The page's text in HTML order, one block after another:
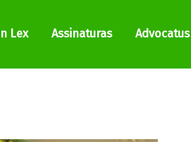
Lex Assinaturas Advocatus